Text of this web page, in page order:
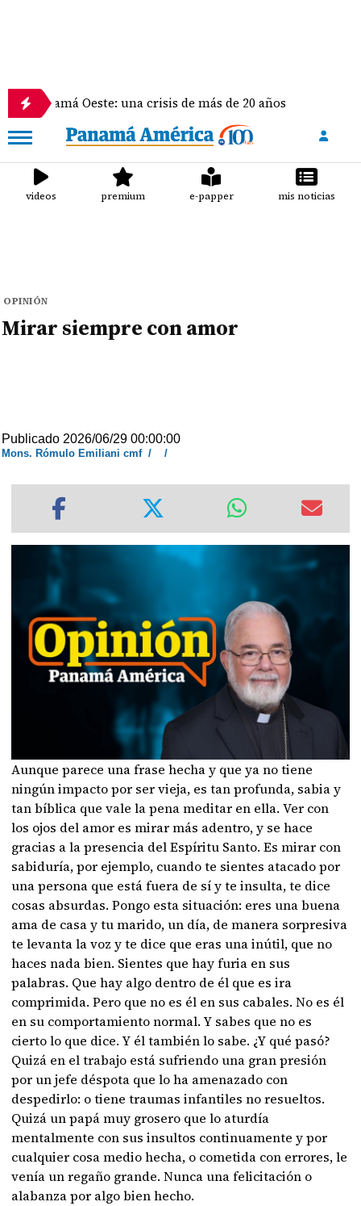
Oeste: una crisis de más de 20 años
videos premium e-papper mis noticias
OPINIÓN
Mirar siempre con amor
Publicado 2026/06/29 00:00:00
Mons. Rómulo Emiliani cmf/ /
Aunque parece una frase hecha y que ya no tiene
ningún impacto por ser vieja, es tan profunda, sabia y
tan bíblica que vale la pena meditar en ella. Ver con
los ojos del amor es mirar más adentro, y se hace
gracias a la presencia del Espíritu Santo. Es mirar con
sabiduría, por ejemplo, cuando te sientes atacado por
una persona que está fuera de sí y te insulta, te dice
cosas absurdas. Pongo esta situación: eres una buena
ama de casa y tu marido, un día, de manera sorpresiva
te levanta la voz y te dice que eras una inútil, que no
haces nada bien. Sientes que hay furia en sus
palabras. Que hay algo dentro de él que es ira
comprimida. Pero que no es él en sus cabales. No es él
en su comportamiento normal. Y sabes que no es
cierto lo que dice. Y él también lo sabe. ¿Y qué pasó?
Quizá en el trabajo está sufriendo una gran presión
por un jefe déspota que lo ha amenazado con
despedirlo: o tiene traumas infantiles no resueltos.
Quizá un papá muy grosero que lo aturdía
mentalmente con sus insultos continuamente y por
cualquier cosa medio hecha, o cometida con errores, le
venía un regaño grande. Nunca una felicitación o
alabanza por algo bien hecho.